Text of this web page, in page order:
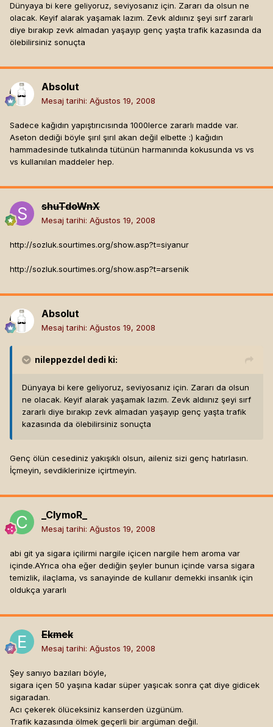
Dünyaya bi kere geliyoruz, seviyosanız için. Zararı da olsun ne
olacak. Keyif alarak yaşamak lazım. Zevk aldıınız şeyi sırf zararlı
diye bırakıp zevk almadan yaşayıp genç yaşta trafik kazasında da
ölebilirsiniz sonuçta
Absolut
Mesaj tarihi: Ağustos 19, 2008
Sadece kağıdın yapıştırıcısında 1000lerce zararlı madde var.
Aseton dediği böyle şırıl şırıl akan değil elbette :) kağıdın
hammadesinde tutkalında tütünün harmanında kokusunda vs vs
vs kullanılan maddeler hep.
shuTdoWnX
Mesaj tarihi: Ağustos 19, 2008
http://sozluk.sourtimes.org/show.asp?t=siyanur
http://sozluk.sourtimes.org/show.asp?t=arsenik
Absolut
Mesaj tarihi: Ağustos 19, 2008
nileppezdel dedi ki:
Dünyaya bi kere geliyoruz, seviyosanız için. Zararı da olsun
ne olacak. Keyif alarak yaşamak lazım. Zevk aldıınız şeyi sırf
zararlı diye bırakıp zevk almadan yaşayıp genç yaşta trafik
kazasında da ölebilirsiniz sonuçta
Genç ölün cesediniz yakışıklı olsun, aileniz sizi genç hatırlasın.
İçmeyin, sevdiklerinize içirtmeyin.
_ClymoR_
Mesaj tarihi: Ağustos 19, 2008
abi git ya sigara içilirmi nargile içicen nargile hem aroma var
içinde.AYrıca oha eğer dediğin şeyler bunun içinde varsa sigara
temizlik, ilaçlama, vs sanayinde de kullanır demekki insanlık için
oldukça yararlı
Ekmek
Mesaj tarihi: Ağustos 19, 2008
Şey sanıyo bazıları böyle,
sigara içen 50 yaşına kadar süper yaşıcak sonra çat diye gidicek
sigaradan.
Acı çekerek ölüceksiniz kanserden üzgünüm.
Trafik kazasında ölmek geçerli bir argüman değil.